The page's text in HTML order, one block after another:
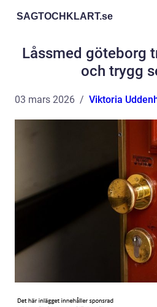
SAGTOCHKLART.se
Låssmed göteborg
och trygg
03 mars 2026 Viktoria